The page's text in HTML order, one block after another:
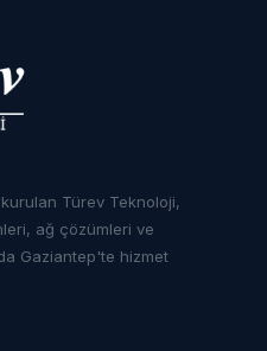
Türev Teknoloji,
ağ çözümleri ve
Gaziantep'te hizmet